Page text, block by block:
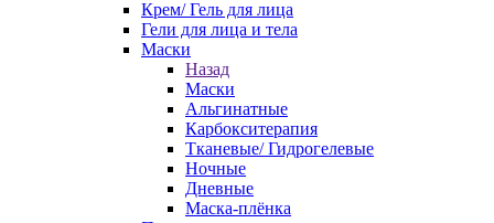
Крем/ Гель для лица
Гели для лица и тела
Маски
Назад
Маски
Альгинатные
Карбокситерапия
Тканевые/ Гидрогелевые
Ночные
Дневные
Маска-плёнка